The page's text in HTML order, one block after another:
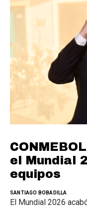
el Mundial
equipos
SANTIAGO BOBADILLA
El Mundial 2026